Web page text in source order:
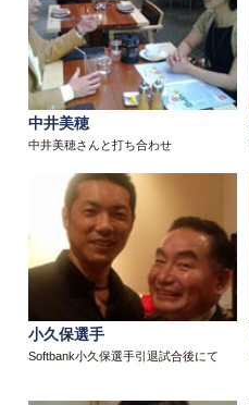
中井美穂
中井美穂さんと打ち合わせ
小久保選手
Softbank小久保選手引退試合後にて